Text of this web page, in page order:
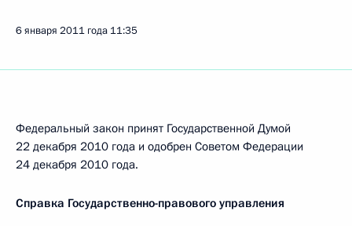
6 января 2011 года 11:35
Федеральный закон принят Государственной Думой
22 декабря 2010 года и одобрен Советом Федерации
24 декабря 2010 года.
Справка Государственно-правового управления